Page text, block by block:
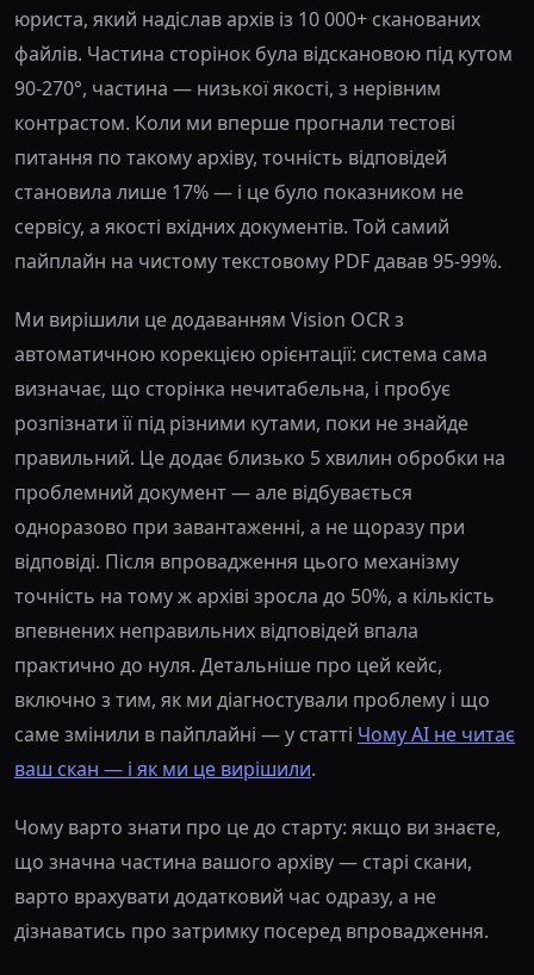
юриста, який надіслав архів із 10 000+ сканованих
файлів. Частина сторінок була відскановою під кутом
90-270°, частина — низької якості, з нерівним
контрастом. Коли ми вперше прогнали тестові
питання по такому архіву, точність відповідей
становила лише 17% — і це було показником не
сервісу, а якості вхідних документів. Той самий
пайплайн на чистому текстовому PDF давав 95-99%.
Ми вирішили це додаванням Vision OCR з
автоматичною корекцією орієнтації: система сама
визначає, що сторінка нечитабельна, і пробує
розпізнати її під різними кутами, поки не знайде
правильний. Це додає близько 5 хвилин обробки на
проблемний документ — але відбувається
одноразово при завантаженні, а не щоразу при
відповіді. Після впровадження цього механізму
точність на тому ж архіві зросла до 50%, а кількість
впевнених неправильних відповідей впала
практично до нуля. Детальніше про цей кейс,
включно з тим, як ми діагностували проблему і що
саме змінили в пайплайні — у статті Чому AI не читає
ваш скан — і як ми це вирішили.
Чому варто знати про це до старту: якщо ви знаєте,
що значна частина вашого архіву — старі скани,
варто врахувати додатковий час одразу, а не
дізнаватись про затримку посеред впровадження.